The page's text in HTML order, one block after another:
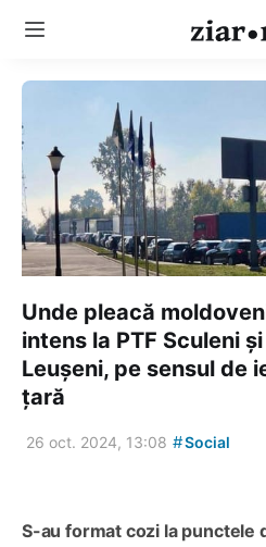
Unde pleacă
intens la PTF Sculeni și
Leușeni, pe sensul de
țară
26 oct. 2024, 13:08 #Social
S-au format cozi la punctele